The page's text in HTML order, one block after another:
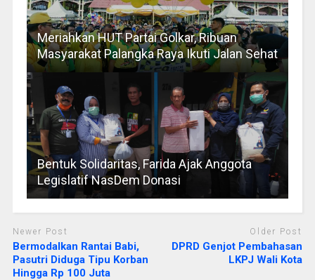
Meriahkan HUT Partai Golkar, Ribuan
Masyarakat Palangka Raya Ikuti Jalan Sehat
Bentuk Solidaritas, Farida Ajak Anggota
Legislatif NasDem Donasi
Newer Post
Bermodalkan Rantai Babi,
Pasutri Diduga Tipu Korban
Hingga Rp 100 Juta
Older Post
DPRD Genjot Pembahasan
LKPJ Wali Kota